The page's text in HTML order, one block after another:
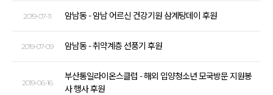
2019-07-11 암남동 - 암남 어르신 건강기원 삼계탕데이 후원
2019-07-09 암남동 - 취약계층 선풍기 후원
2019-06-16
부산통일라이온스클럽 - 해외 입양청소년 모국방문 지원봉
사 행사 후원